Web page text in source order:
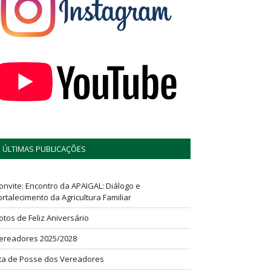
ÚLTIMAS PUBLICAÇÕES
Encontro da APAIGAL: Diálogo e
da Agricultura Familiar
de Feliz Aniversário
2025/2028
de Posse dos Vereadores